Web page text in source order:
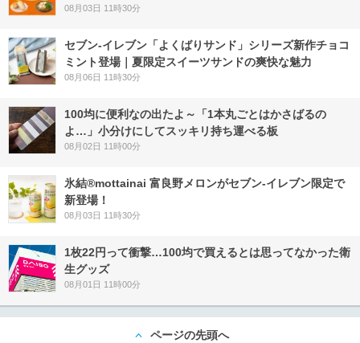
08月03日 11時30分
セブン‐イレブン「よくばりサンド」シリーズ新作チョコ
ミント登場｜夏限定スイーツサンドの爽快な魅力
08月06日 11時30分
100均に便利なの出たよ～「1本丸ごとはかさばるの
よ…」小分けにしてスッキリ持ち運べる板
08月02日 11時00分
氷結®mottainai 富良野メロンがセブン‐イレブン限定で
新登場！
08月03日 11時30分
1枚22円って衝撃…100均で買えるとは思ってなかった衛
生グッズ
08月01日 11時00分
ページの先頭へ